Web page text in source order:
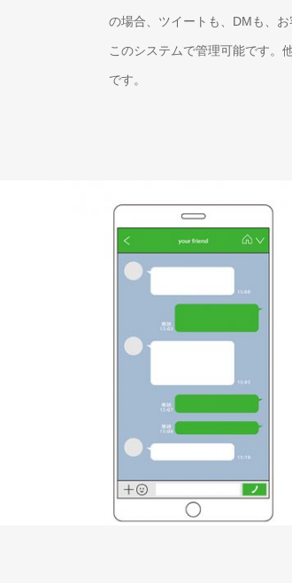
の場合、ツイートも、DMも、
このシステムで管理可能です。
です。